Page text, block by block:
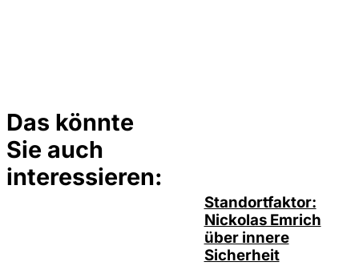
Das könnte
Sie auch
interessieren:
Standortfaktor:
Nickolas Emrich
über innere
Sicherheit